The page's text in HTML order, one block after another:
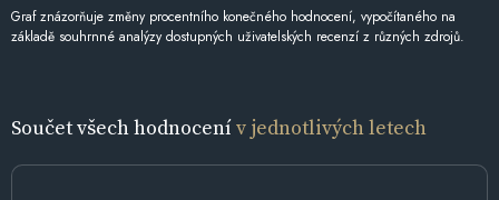
Graf znázorňuje změny procentního konečného hodnocení, vypočítaného na
základě souhrnné analýzy dostupných uživatelských recenzí z různých zdrojů.
Součet všech hodnocenív jednotlivých letech